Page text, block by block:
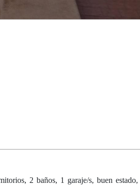
2 baños, 1 garaje/s, buen